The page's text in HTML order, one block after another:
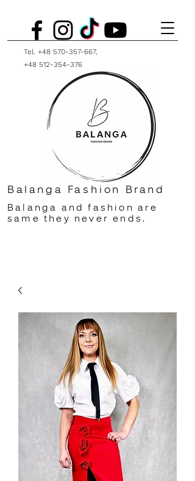
Tel. +48 570-357-667,
+48 512-354-376
Balanga Fashion Brand
Balanga and fashion are
same they never ends.